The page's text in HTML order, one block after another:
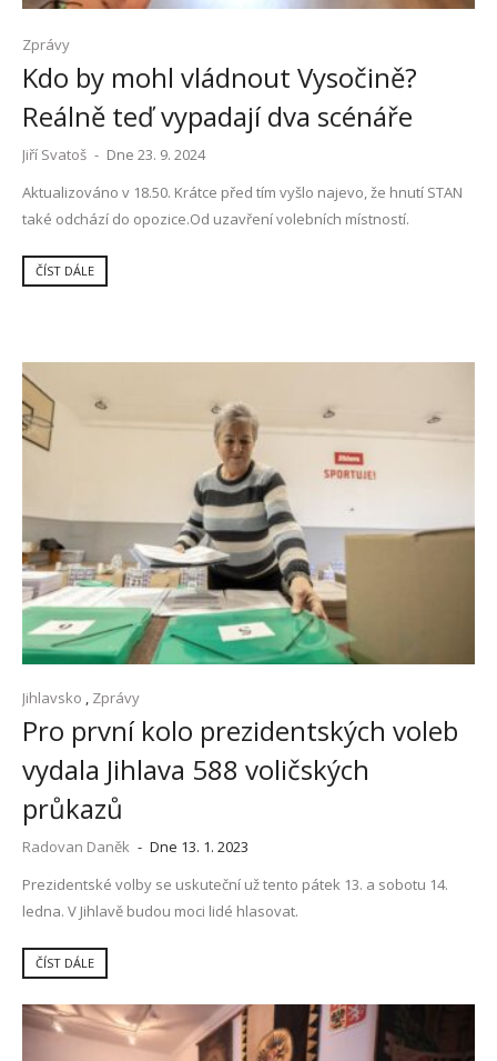
Zprávy
Kdo by mohl vládnout Vysočině?
Reálně teď vypadají dva scénáře
Jiří Svatoš - Dne 23. 9. 2024
Aktualizováno v 18.50. Krátce před tím vyšlo najevo, že hnutí STAN
také odchází do opozice.Od uzavření volebních místností.
ČÍST DÁLE
Jihlavsko Zprávy
Pro první kolo prezidentských voleb
vydala Jihlava 588 voličských
průkazů
Radovan Daněk - Dne 13. 1. 2023
Prezidentské volby se uskuteční už tento pátek 13. a sobotu 14.
ledna. V Jihlavě budou moci lidé hlasovat.
ČÍST DÁLE